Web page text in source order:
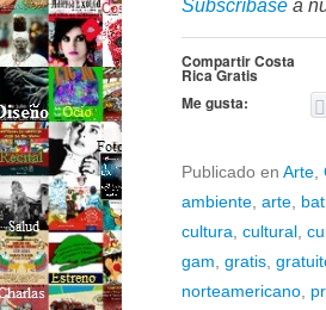
Subscríbase a
Compartir Costa
Rica Gratis
Me gusta:
Publicado en Arte
ambiente arte
cultura cultural
gam gratis
norteamericano